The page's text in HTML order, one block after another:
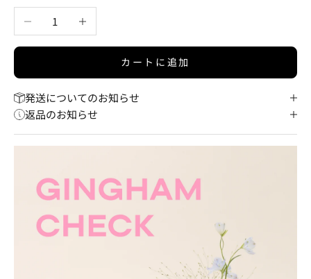
数量を減らす 数量を増やす
カートに追加
発送についてのお知らせ
返品のお知らせ